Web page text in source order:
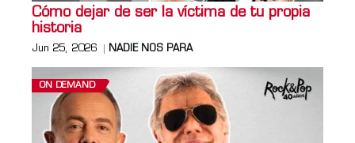
Cómo dejar de ser la víctima de tu propia
historia
Jun 25, 2026 NADIE NOS PARA
ON DEMAND